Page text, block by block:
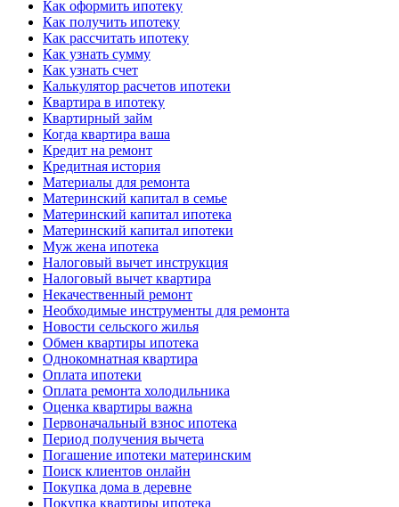
Как оформить ипотеку
Как получить ипотеку
Как рассчитать ипотеку
Как узнать сумму
Как узнать счет
Калькулятор расчетов ипотеки
Квартира в ипотеку
Квартирный займ
Когда квартира ваша
Кредит на ремонт
Кредитная история
Материалы для ремонта
Материнский капитал в семье
Материнский капитал ипотека
Материнский капитал ипотеки
Муж жена ипотека
Налоговый вычет инструкция
Налоговый вычет квартира
Некачественный ремонт
Необходимые инструменты для ремонта
Новости сельского жилья
Обмен квартиры ипотека
Однокомнатная квартира
Оплата ипотеки
Оплата ремонта холодильника
Оценка квартиры важна
Первоначальный взнос ипотека
Период получения вычета
Погашение ипотеки материнским
Поиск клиентов онлайн
Покупка дома в деревне
Покупка квартиры ипотека